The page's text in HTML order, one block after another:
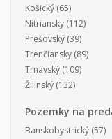
Košický (65)
Nitriansky (112)
Prešovský (39)
Trenčiansky (89)
Trnavský (109)
Žilinský (132)
Pozemky na
Banskobystrický (57)